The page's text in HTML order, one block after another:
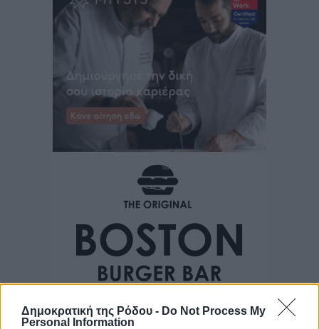
Δημοκρατική της Ρόδου - Do Not Process My
Personal Information